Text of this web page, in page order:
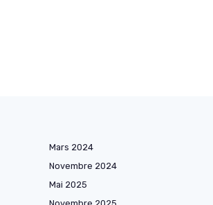
Mars 2024
Novembre 2024
Mai 2025